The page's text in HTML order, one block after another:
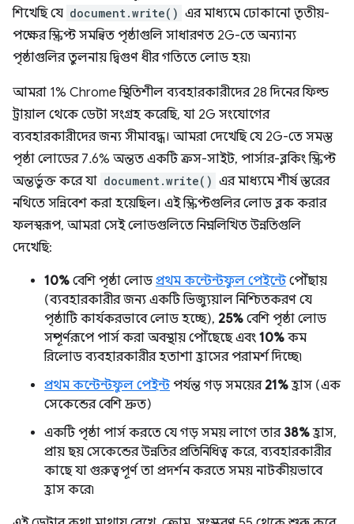
শিখেছি যে document.write() এর মাধ্যমে ঢোকানো তৃতীয়-
পক্ষের স্ক্রিপ্ট সমন্বিত পৃষ্ঠাগুলি সাধারণত 2G-তে অন্যান্য
পৃষ্ঠাগুলির তুলনায় দ্বিগুণ ধীর গতিতে লোড হয়৷
আমরা 1% Chrome স্থিতিশীল ব্যবহারকারীদের 28 দিনের ফিল্ড
ট্রায়াল থেকে ডেটা সংগ্রহ করেছি, যা 2G সংযোগের
ব্যবহারকারীদের জন্য সীমাবদ্ধ। আমরা দেখেছি যে 2G-তে সমস্ত
পৃষ্ঠা লোডের 7.6% অন্তত একটি ক্রস-সাইট, পার্সার-ব্লকিং স্ক্রিপ্ট
অন্তর্ভুক্ত করে যা document.write() এর মাধ্যমে শীর্ষ স্তরের
নথিতে সন্নিবেশ করা হয়েছিল। এই স্ক্রিপ্টগুলির লোড ব্লক করার
ফলস্বরূপ, আমরা সেই লোডগুলিতে নিম্নলিখিত উন্নতিগুলি
দেখেছি:
10% বেশি পৃষ্ঠা লোডপ্রথম কন্টেন্টফুল পেইন্টেপৌঁছায়
(ব্যবহারকারীর জন্য একটি ভিজ্যুয়াল নিশ্চিতকরণ যে
পৃষ্ঠাটি কার্যকরভাবে লোড হচ্ছে), 25% বেশি পৃষ্ঠা লোড
সম্পূর্ণরূপে পার্স করা অবস্থায় পৌঁছেছে এবং 10% কম
রিলোড ব্যবহারকারীর হতাশা হ্রাসের পরামর্শ দিচ্ছে৷
প্রথম কন্টেন্টফুল পেইন্টপর্যন্ত গড় সময়ের 21%হ্রাস (এক
সেকেন্ডের বেশি দ্রুত)
একটি পৃষ্ঠা পার্স করতে যে গড় সময় লাগে তার 38%হ্রাস,
প্রায় ছয় সেকেন্ডের উন্নতির প্রতিনিধিত্ব করে, ব্যবহারকারীর
কাছে যা গুরুত্বপূর্ণ তা প্রদর্শন করতে সময় নাটকীয়ভাবে
হ্রাস করে৷